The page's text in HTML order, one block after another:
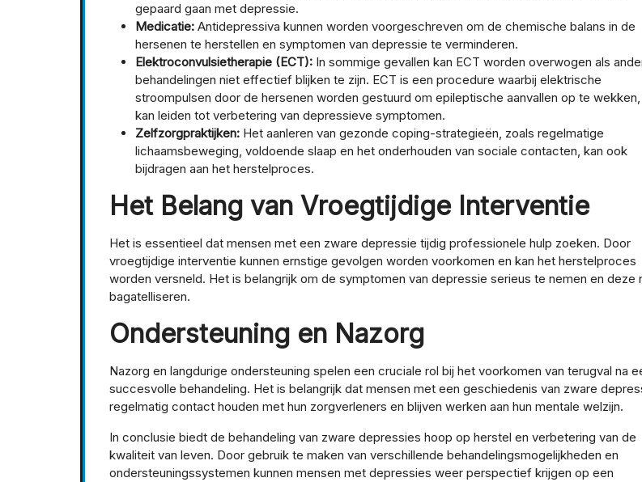
gepaard gaan met depressie.
Medicatie: Antidepressiva kunnen worden voorgeschreven om de chemische balans in de
hersenen te herstellen en symptomen van depressie te verminderen.
Elektroconvulsietherapie (ECT): In sommige gevallen kan ECT worden overwogen als
behandelingen niet effectief blijken te zijn. ECT is een procedure waarbij elektrische
stroompulsen door de hersenen worden gestuurd om epileptische aanvallen op te
kan leiden tot verbetering van depressieve symptomen.
Zelfzorgpraktijken: Het aanleren van gezonde coping-strategieën, zoals regelmatige
lichaamsbeweging, voldoende slaap en het onderhouden van sociale contacten, kan ook
bijdragen aan het herstelproces.
Het Belang van Vroegtijdige Interventie
Het is essentieel dat mensen met een zware depressie tijdig professionele hulp zoeken. Door
vroegtijdige interventie kunnen ernstige gevolgen worden voorkomen en kan het herstelproces
worden versneld. Het is belangrijk om de symptomen van depressie serieus te nemen en deze
bagatelliseren.
Ondersteuning en Nazorg
Nazorg en langdurige ondersteuning spelen een cruciale rol bij het voorkomen van terugval na
succesvolle behandeling. Het is belangrijk dat mensen met een geschiedenis van zware
regelmatig contact houden met hun zorgverleners en blijven werken aan hun mentale welzijn.
In conclusie biedt de behandeling van zware depressies hoop op herstel en verbetering van de
kwaliteit van leven. Door gebruik te maken van verschillende behandelingsmogelijkheden en
ondersteuningssystemen kunnen mensen met depressies weer perspectief krijgen op een